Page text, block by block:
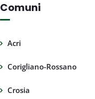
Comuni
Acri
Corigliano-Rossano
Crosia